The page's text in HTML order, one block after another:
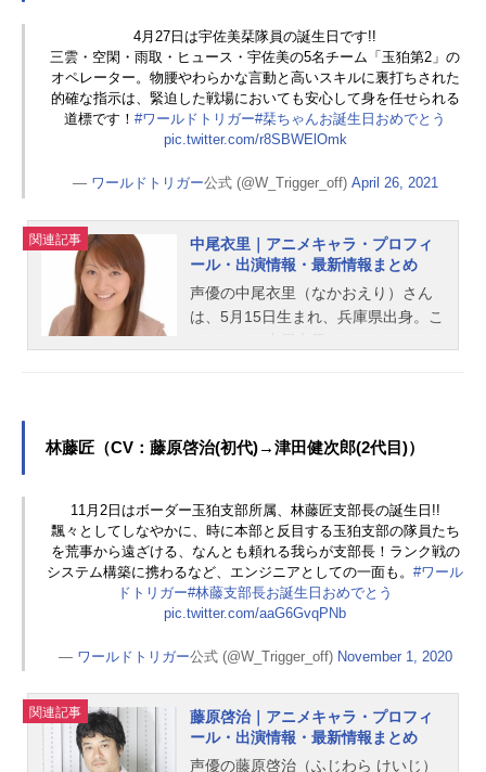
4月27日は宇佐美栞隊員の誕生日です!!
三雲・空閑・雨取・ヒュース・宇佐美の5名チーム「玉狛第2」の
オペレーター。物腰やわらかな言動と高いスキルに裏打ちされた
的確な指示は、緊迫した戦場においても安心して身を任せられる
道標です！#ワールドトリガー#栞ちゃんお誕生日おめでとう
pic.twitter.com/r8SBWElOmk
— ワールドトリガー公式 (@W_Trigger_off) April 26, 2021
関連記事
中尾衣里｜アニメキャラ・プロフィ
ール・出演情報・最新情報まとめ
声優の中尾衣里（なかおえり）さん
は、5月15日生まれ、兵庫県出身。こ
林藤匠（CV：藤原啓治(初代)→津田健次郎(2代目)）
11月2日はボーダー玉狛支部所属、林藤匠支部長の誕生日!!
飄々としてしなやかに、時に本部と反目する玉狛支部の隊員たち
を荒事から遠ざける、なんとも頼れる我らが支部長！ランク戦の
システム構築に携わるなど、エンジニアとしての一面も。#ワール
ドトリガー#林藤支部長お誕生日おめでとう
pic.twitter.com/aaG6GvqPNb
— ワールドトリガー公式 (@W_Trigger_off) November 1, 2020
関連記事
藤原啓治｜アニメキャラ・プロフィ
ール・出演情報・最新情報まとめ
声優の藤原啓治（ふじわら けいじ）